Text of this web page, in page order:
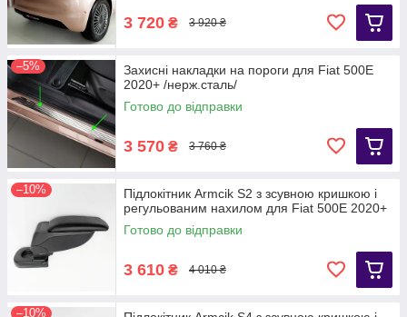
3 720 ₴ 3 920 ₴
–5%
Захисні накладки на пороги для Fiat 500E
2020+ /нерж.сталь/
Готово до відправки
3 570 ₴ 3 760 ₴
–10%
Підлокітник Armcik S2 з зсувною кришкою і
регульованим нахилом для Fiat 500E 2020+
Готово до відправки
3 610 ₴ 4 010 ₴
–10%